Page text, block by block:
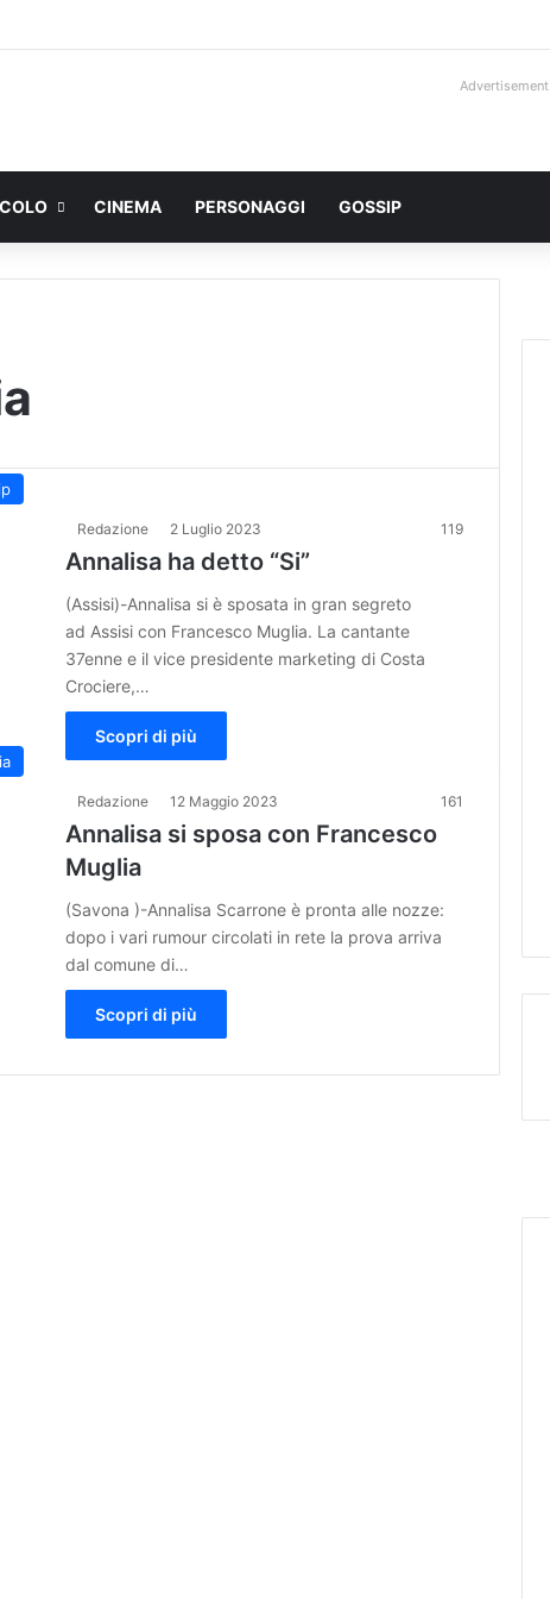
Advertisement
CINEMA PERSONAGGI GOSSIP
Redazione 2 Luglio 2023 119
Annalisa ha detto “Si”
(Assisi)-Annalisa si è sposata in gran segreto
ad Assisi con Francesco Muglia. La cantante
37enne e il vice presidente marketing di Costa
Crociere,…
Scopri di più
Redazione 12 Maggio 2023 161
Annalisa si sposa con Francesco
Muglia
(Savona )-Annalisa Scarrone è pronta alle nozze:
dopo i vari rumour circolati in rete la prova arriva
dal comune di…
Scopri di più